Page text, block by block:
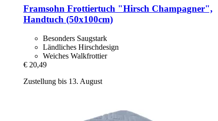
Framsohn Frottiertuch "Hirsch Champagner",
Handtuch (50x100cm)
Besonders Saugstark
Ländliches Hirschdesign
Weiches Walkfrottier
€ 20,49
Zustellung bis 13. August